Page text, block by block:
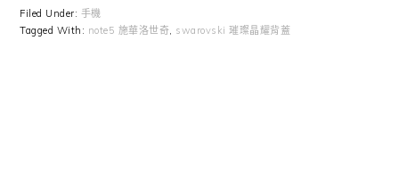
Filed Under: 手機
Tagged With: note5 施華洛世奇, swarovski 璀璨晶耀背蓋